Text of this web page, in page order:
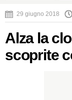
29 giugno 2018
Alza la
scoprite